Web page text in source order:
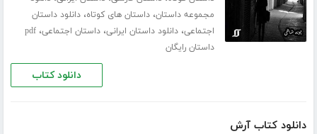
مجموعه داستان،داستان های کوتاه،دانلود داستان
اجتماعی،دانلود داستان ایرانی،داستان اجتماعی،pdf
داستان رایگان
دانلود کتاب
دانلود کتاب آرش